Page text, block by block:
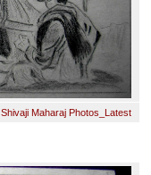
Shivaji Maharaj Photos_Latest